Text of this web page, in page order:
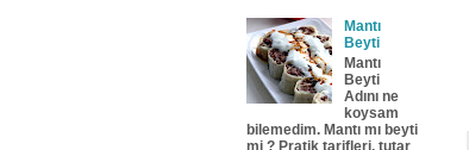
Mantı
Beyti
Mantı
Beyti
Adını ne
koysam
bilemedim. Mantı mı beyti
mi ? Pratik tarifleri, tutar